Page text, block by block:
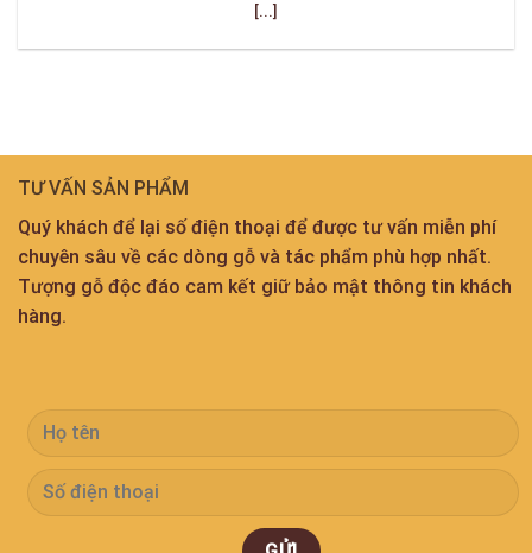
[...]
TƯ VẤN SẢN PHẨM
Quý khách để lại số điện thoại để được tư vấn miễn phí
chuyên sâu về các dòng gỗ và tác phẩm phù hợp nhất.
Tượng gỗ độc đáo cam kết giữ bảo mật thông tin khách
hàng.